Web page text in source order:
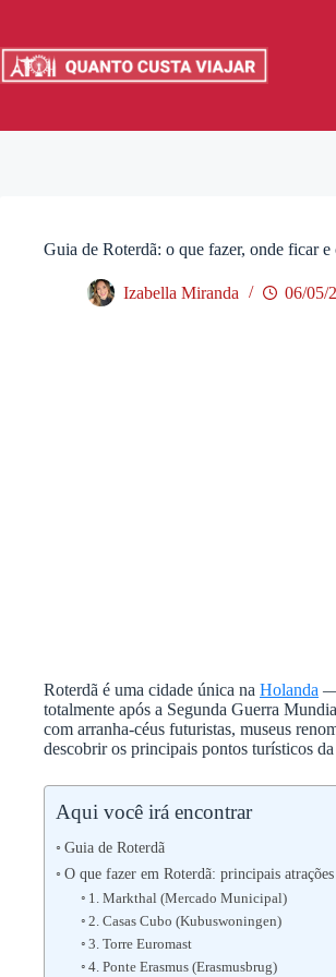
o
conteúdo
Guia de Roterdã: o que fazer, onde ficar
Izabella Miranda 06/05/
Roterdã é uma cidade única na Holanda —
totalmente após a Segunda Guerra
com arranha-céus futuristas, museus
descobrir os principais pontos turísticos
Aqui você irá encontrar
Guia de Roterdã
O que fazer em Roterdã: principais atrações
1. Markthal (Mercado Municipal)
2. Casas Cubo (Kubuswoningen)
3. Torre Euromast
4. Ponte Erasmus (Erasmusbrug)